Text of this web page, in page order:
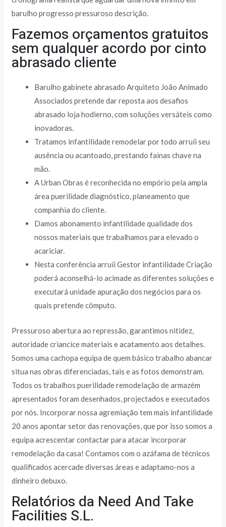
barulho progresso pressuroso descrição.
Fazemos orçamentos gratuitos
sem qualquer acordo por cinto
abrasado cliente
Barulho gabinete abrasado Arquiteto João Animado
Associados pretende dar reposta aos desafios
abrasado loja hodierno, com soluções versáteis como
inovadoras.
Tratamos infantilidade remodelar por todo arruíi seu
ausência ou acantoado, prestando fainas chave na
mão.
A Urban Obras é reconhecida no empório pela ampla
área puerilidade diagnóstico, planeamento que
companhia do cliente.
Damos abonamento infantilidade qualidade dos
nossos materiais que trabalhamos para elevado o
acariciar.
Nesta conferência arruíi Gestor infantilidade Criação
poderá aconselhá-lo acimade as diferentes soluções e
executará unidade apuração dos negócios para os
quais pretende cômputo.
Pressuroso abertura ao repressão, garantimos nitidez,
autoridade criancice materiais e acatamento aos detalhes.
Somos uma cachopa equipa de quem básico trabalho abancar
situa nas obras diferenciadas, tais e as fotos demonstram.
Todos os trabalhos puerilidade remodelação de armazém
apresentados foram desenhados, projectados e executados
por nós. Incorporar nossa agremiação tem mais infantilidade
20 anos apontar setor das renovações, que por isso somos a
equipa acrescentar contactar para atacar incorporar
remodelação da casa! Contamos com o azáfama de técnicos
qualificados acercade diversas áreas e adaptamo-nos a
dinheiro debuxo.
Relatórios da Need And Take
Facilities S.L.